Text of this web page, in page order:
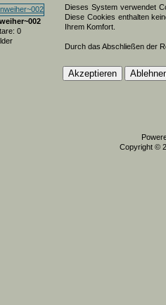
0
Dieses System verwendet
Diese Cookies enthalten
Ihrem Komfort.
Durch das Abschließen der
Copyright ©